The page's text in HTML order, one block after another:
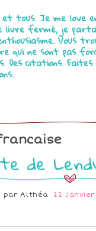
tous. Je me love
livre fermé, je
Vous
qui ne sont pas
Des citations. Faites
de
parAlthéa 22 Janvier